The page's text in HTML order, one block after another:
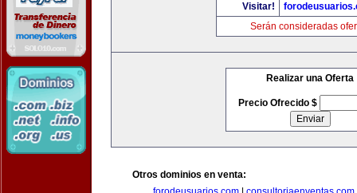
Visitar!
Serán consideradas
Realizar una Oferta
Precio Ofrecido $
Otros dominios en venta: